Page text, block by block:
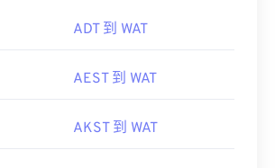
ADT 到 WAT
AEST 到 WAT
AKST 到 WAT